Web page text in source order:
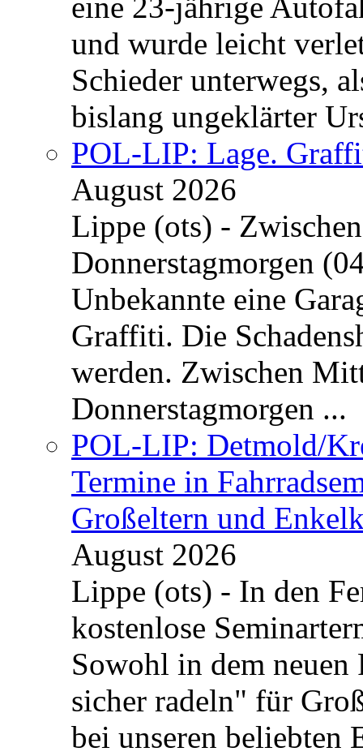
eine 23-jährige
und wurde leicht
Schieder unterwegs,
bislang ungeklärter
POL-LIP: Lage.
August 2026
Lippe (ots) -
Donnerstagmorgen
Unbekannte eine
Graffiti. Die
werden. Zwischen
Donnerstagmorgen ...
POL-LIP: Detmold/
Termine in
Großeltern und
August 2026
Lippe (ots) - In den
kostenlose
Sowohl in dem neuen
sicher radeln" für
bei unseren beliebten